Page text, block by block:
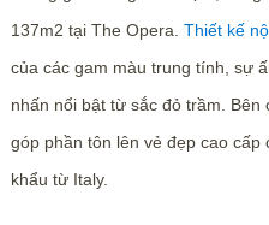
137m2 tại The Opera. Thiết kế
của các gam màu trung tính, sự
nhấn nổi bật từ sắc đỏ trầm.
góp phần tôn lên vẻ đẹp cao
khẩu từ Italy.